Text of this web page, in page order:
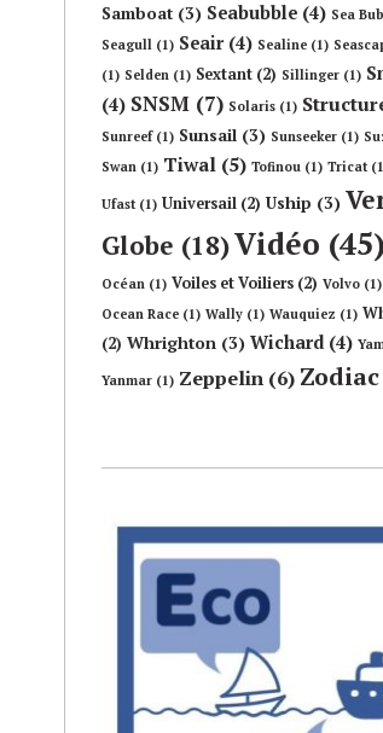
Samboat (3) Seabubble (4) Sea
Seagull (1) Seair(4) Sealine (1)
(1) Selden (1) Sextant (2) Sillinger (1)
(4) SNSM (7) Solaris (1)
Sunreef(1) Sunsail (3) Sunseeker (1)
Swan (1) Tiwal (5) Tofinou (1) Tricat
Ufast(1) Universail (2) Uship (3)
Globe (18)Vidéo (45)
Océan (1) Voiles et Voiliers (2) Volvo (1)
Ocean Race (1) Wally (1) Wauquiez (1)
(2) Whrighton (3) Wichard(4)
Yanmar (1) Zeppelin (6) Zodiac